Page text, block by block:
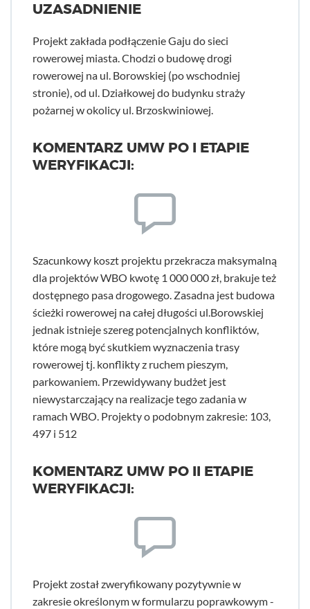
UZASADNIENIE
Projekt zakłada podłączenie Gaju do sieci
rowerowej miasta. Chodzi o budowę drogi
rowerowej na ul. Borowskiej (po wschodniej
stronie), od ul. Działkowej do budynku straży
pożarnej w okolicy ul. Brzoskwiniowej.
KOMENTARZ UMW PO I ETAPIE
WERYFIKACJI:
Szacunkowy koszt projektu przekracza maksymalną
dla projektów WBO kwotę 1 000 000 zł, brakuje też
dostępnego pasa drogowego. Zasadna jest budowa
ścieżki rowerowej na całej długości ul.Borowskiej
jednak istnieje szereg potencjalnych konfliktów,
które mogą być skutkiem wyznaczenia trasy
rowerowej tj. konflikty z ruchem pieszym,
parkowaniem. Przewidywany budżet jest
niewystarczający na realizacje tego zadania w
ramach WBO. Projekty o podobnym zakresie: 103,
497 i 512
KOMENTARZ UMW PO II ETAPIE
WERYFIKACJI:
Projekt został zweryfikowany pozytywnie w
zakresie określonym w formularzu poprawkowym -